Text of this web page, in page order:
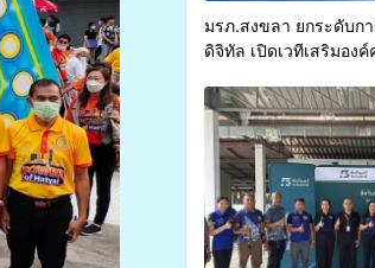
มรภ.สงขลา ยกระดับก
ดิจิทัล เปิดเวทีเสริมอง
การสร้างภาพลักษณ์ที่ดี